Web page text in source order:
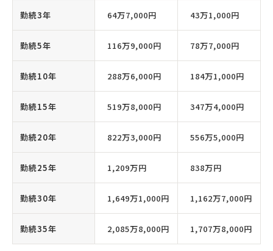
勤続3年 64万7,000円 43万1,000円
勤続5年 116万9,000円 78万7,000円
勤続10年 288万6,000円 184万1,000円
勤続15年 519万8,000円 347万4,000円
勤続20年 822万3,000円 556万5,000円
勤続25年 1,209万円 838万円
勤続30年 1,649万1,000円 1,162万7,000円
勤続35年 2,085万8,000円 1,707万8,000円